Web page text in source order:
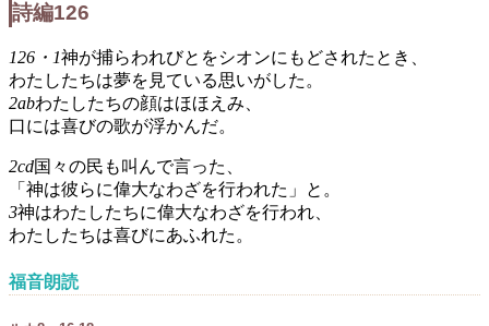
詩編126
126・1神が捕らわれびとをシオンにもどされたとき、
わたしたちは夢を見ている思いがした。
2abわたしたちの顔はほほえみ、
口には喜びの歌が浮かんだ。
2cd国々の民も叫んで言った、
「神は彼らに偉大なわざを行われた」と。
3神はわたしたちに偉大なわざを行われ、
わたしたちは喜びにあふれた。
福音朗読